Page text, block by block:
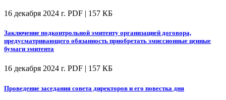
16 декабря 2024 г. PDF | 157 КБ
Заключение подконтрольной эмитенту организацией договора,
предусматривающего обязанность приобретать эмиссионные ценные
бумаги эмитента
16 декабря 2024 г. PDF | 157 КБ
Проведение заседания совета директоров и его повестка дня